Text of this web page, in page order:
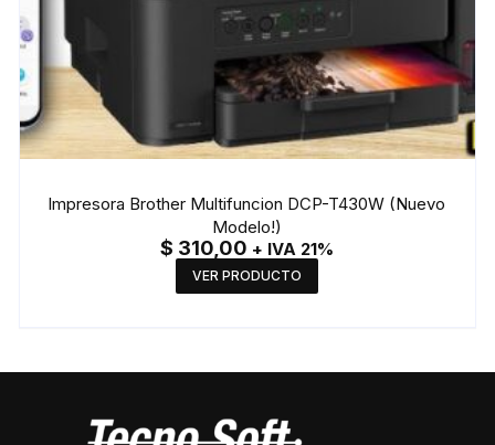
Impresora Brother Multifuncion DCP-T430W (Nuevo
Modelo!)
$ 310,00 + IVA 21%
VER PRODUCTO